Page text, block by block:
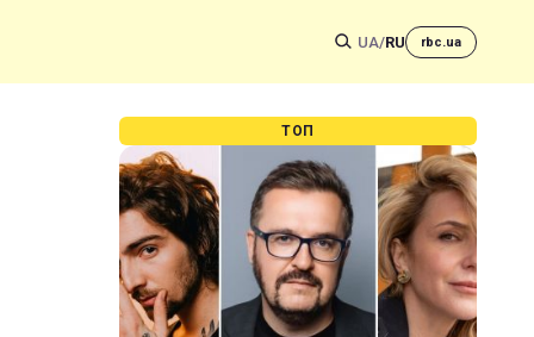
UA/RU rbc.ua
ТОП